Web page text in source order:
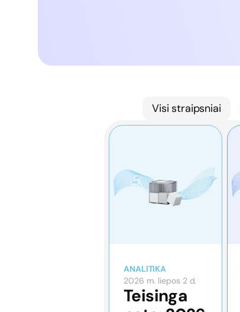
Visi straipsniai
ANALITIKA
2026 m. liepos 2 d.
Teisinga